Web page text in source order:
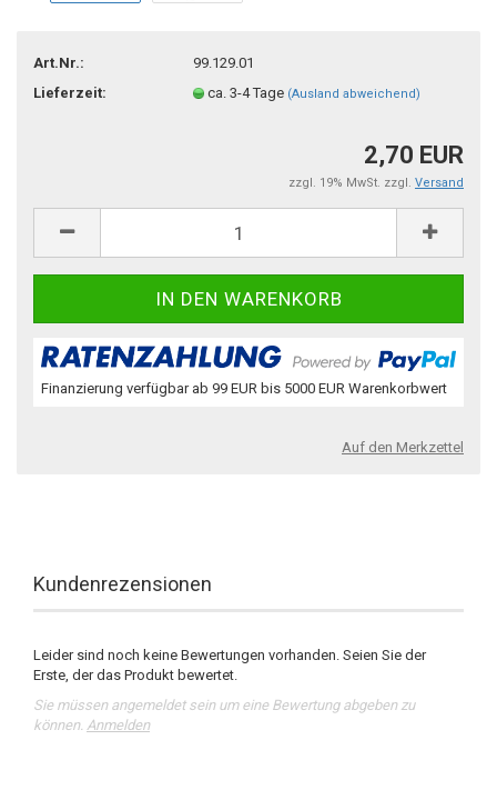
Art.Nr.:
99.129.01
Lieferzeit:
ca. 3-4 Tage (Ausland abweichend)
2,70 EUR
zzgl. 19% MwSt. zzgl. Versand
Finanzierung verfügbar ab 99 EUR bis 5000 EUR Warenkorbwert
Auf den Merkzettel
Kundenrezensionen
Leider sind noch keine Bewertungen vorhanden. Seien Sie der
Erste, der das Produkt bewertet.
Sie müssen angemeldet sein um eine Bewertung abgeben zu
können. Anmelden